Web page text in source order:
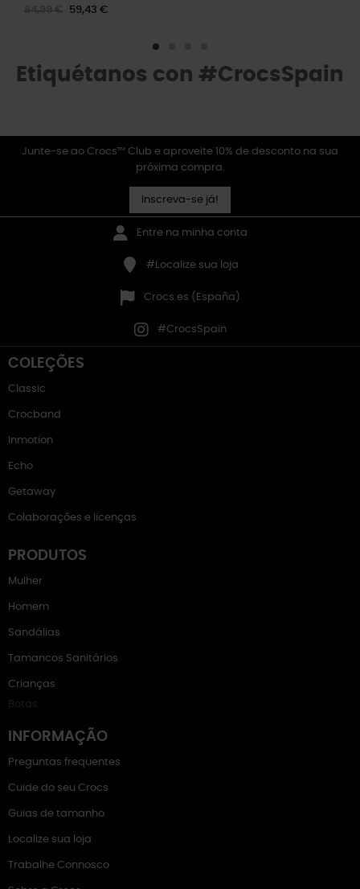
84,99 € 59,43 €
Etiquétanos con #CrocsSpain
Junte-se ao Crocs™ Club e aproveite 10% de desconto na sua
próxima compra.
Inscreva-se já!
Entre na minha conta
#Localize sua loja
Crocs.es (España)
#CrocsSpain
COLEÇÕES
Classic
Crocband
Inmotion
Echo
Getaway
Colaborações e licenças
PRODUTOS
Mulher
Homem
Sandálias
Tamancos Sanitários
Crianças
Botas
INFORMAÇÃO
Preguntas frequentes
Cuide do seu Crocs
Guias de tamanho
Localize sua loja
Trabalhe Connosco